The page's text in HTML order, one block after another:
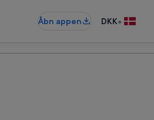
Åbn appen DKK•